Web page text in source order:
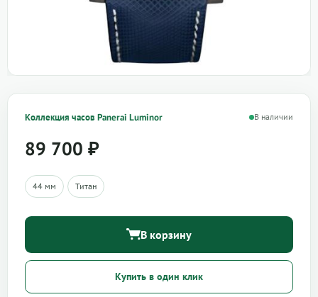
Коллекция часов Panerai Luminor В наличии
89 700 ₽
44 мм Титан
В корзину
Купить в один клик